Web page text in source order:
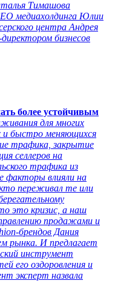
Тимашова
медиахолдинга Юлии
центра Андрея
бизнесов
более устойчивым
для многих
и быстро меняющихся
трафика, закрытие
селлеров на
трафика из
факторы влияли на
переживал те или
это кризис, а наш
продажами и
брендов Дания
рынка. И предлагает
инструмент
его оздоровления и
эксперт назвала